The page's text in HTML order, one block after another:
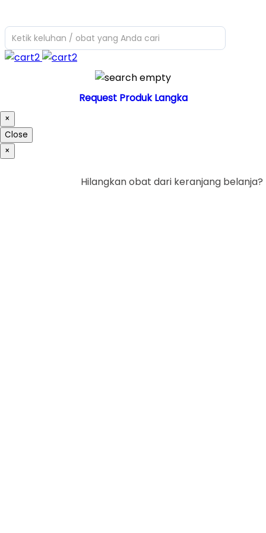
Ketik keluhan / obat yang Anda cari
Request Produk Langka
×
Close
×
Hilangkan obat dari keranjang belanja?